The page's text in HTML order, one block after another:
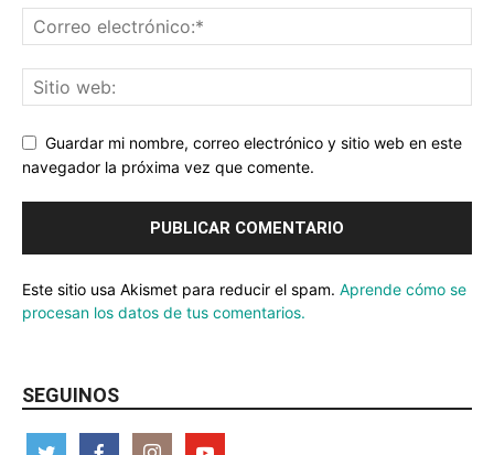
Guardar mi nombre, correo electrónico y sitio web en este
navegador la próxima vez que comente.
Este sitio usa Akismet para reducir el spam. Aprende cómo se
procesan los datos de tus comentarios.
SEGUINOS